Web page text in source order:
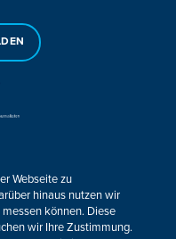
Anmerkungen?
UNS!
Webseite zu
hinaus nutzen wir
können. Diese
wir Ihre Zustimmung.